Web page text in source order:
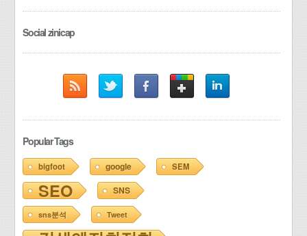
Social zinicap
Popular Tags
bigfoot google SEM
SEO SNS
sns분석 Tweet